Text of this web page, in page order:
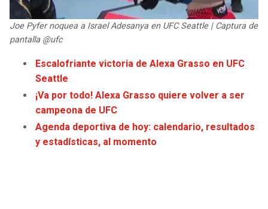
COLTS
JAGUARS
TITANS
COWBOYS
GIANTS
MAGIC
WIZARDS
WARRIORS
CLIPPERS
LAKERS
Joe Pyfer noquea a Israel Adesanya en UFC Seattle | Captura de
pantalla @ufc
Escalofriante victoria de Alexa Grasso en UFC
Seattle
¡Va por todo! Alexa Grasso quiere volver a ser
campeona de UFC
Agenda deportiva de hoy: calendario, resultados
y estadísticas, al momento